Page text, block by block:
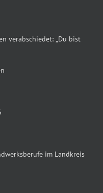
verabschiedet: „Du bist
im Landkreis